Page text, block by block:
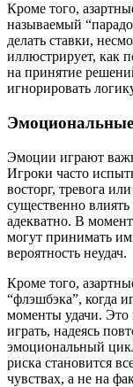
Кроме того,
называемый
делать ставки,
иллюстрирует, как
на принятие
игнорировать
Эмоции играют
Игроки часто
восторг, тревога
существенно
адекватно. В
могут принимать
вероятность неудач.
Кроме того,
“флэшбэка”, когда
моменты удачи. Это
играть, надеясь
эмоциональный
риска становится
чувствах, а не на